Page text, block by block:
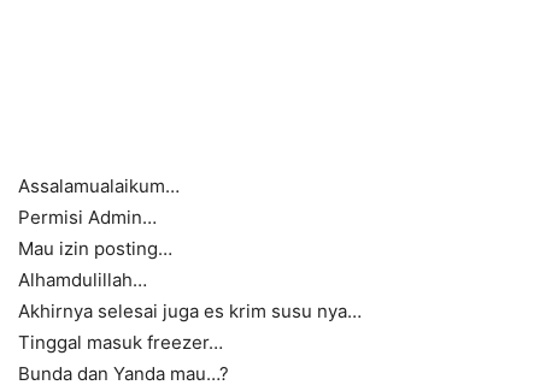
Assalamualaikum…
Permisi Admin…
Mau izin posting…
Alhamdulillah…
Akhirnya selesai juga es krim susu nya…
Tinggal masuk freezer…
Bunda dan Yanda mau…?